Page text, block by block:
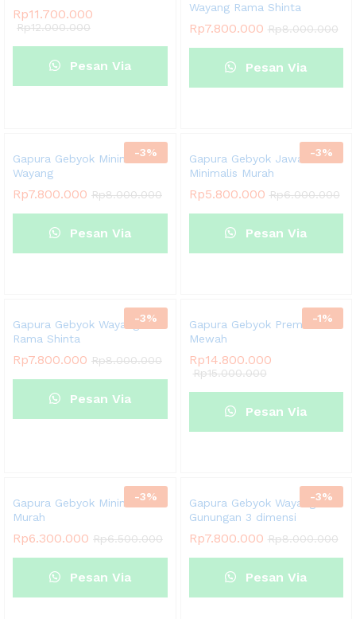
Rp11.700.000
Rp12.000.000
Pesan Via
Wayang Rama Shinta
Rp7.800.000 Rp8.000.000
Pesan Via
-3%
Gapura Gebyok Minimalis
Wayang
Rp7.800.000 Rp8.000.000
Pesan Via
-3%
Gapura Gebyok Jawa
Minimalis Murah
Rp5.800.000 Rp6.000.000
Pesan Via
-3%
Gapura Gebyok Wayang
Rama Shinta
Rp7.800.000 Rp8.000.000
Pesan Via
-1%
Gapura Gebyok Premium
Mewah
Rp14.800.000
Rp15.000.000
Pesan Via
-3%
Gapura Gebyok Minimalis
Murah
Rp6.300.000 Rp6.500.000
Pesan Via
-3%
Gapura Gebyok Wayang Kelir
Gunungan 3 dimensi
Rp7.800.000 Rp8.000.000
Pesan Via